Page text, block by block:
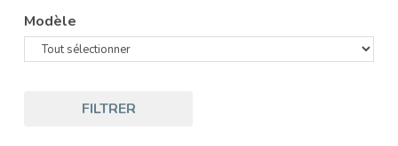
Modèle
FILTRER